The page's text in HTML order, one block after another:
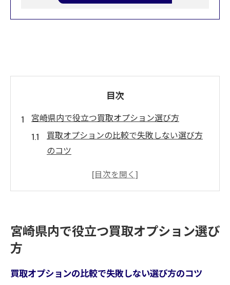
目次
宮崎県内で役立つ買取オプション選び方
買取オプションの比較で失敗しない選び方
のコツ
宮崎県ならではの買取対象や対応範囲を知
とめ
宮崎県内で役立つ買取オプション選び
方
買取オプションの比較で失敗しない選び方のコツ